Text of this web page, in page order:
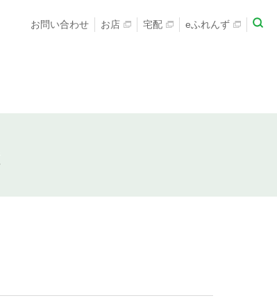
お問い合わせ お店 宅配 eふれんず